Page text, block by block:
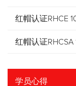
红帽认证RHCE
红帽认证
学员心得